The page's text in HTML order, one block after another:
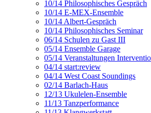
10/14 Philosophisches Gespräch
10/14 E-MEX-Ensemble
10/14 Albert-Gespräch
10/14 Philosophisches Seminar
06/14 Schulen zu Gast III
05/14 Ensemble Garage
05/14 Veranstaltungen
04/14 start:review
04/14 West Coast Soundings
02/14 Barlach-Haus
12/13 Ukulelen-Ensemble
11/13 Tanzperformance